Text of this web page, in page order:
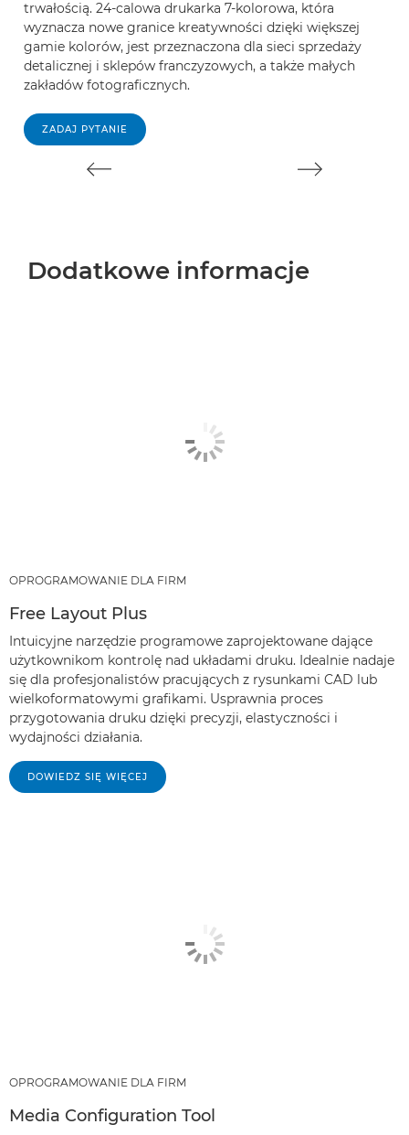
trwałością. 24-calowa drukarka 7-kolorowa, która
wyznacza nowe granice kreatywności dzięki większej
gamie kolorów, jest przeznaczona dla sieci sprzedaży
detalicznej i sklepów franczyzowych, a także małych
zakładów fotograficznych.
ZADAJ PYTANIE
Dodatkowe informacje
OPROGRAMOWANIE DLA FIRM
Free Layout Plus
Intuicyjne narzędzie programowe zaprojektowane dające
użytkownikom kontrolę nad układami druku. Idealnie nadaje
się dla profesjonalistów pracujących z rysunkami CAD lub
wielkoformatowymi grafikami. Usprawnia proces
przygotowania druku dzięki precyzji, elastyczności i
wydajności działania.
DOWIEDZ SIĘ WIĘCEJ
OPROGRAMOWANIE DLA FIRM
Media Configuration Tool